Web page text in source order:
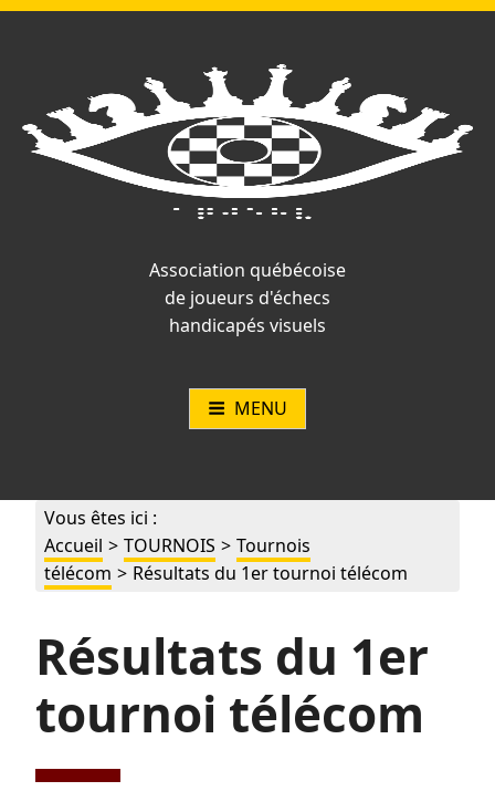
connecté.
Association québécoise
de joueurs d'échecs
handicapés visuels
MENU
Vous êtes ici :
Accueil > TOURNOIS > Tournois
télécom > Résultats du 1er tournoi télécom
Résultats du 1er
tournoi télécom